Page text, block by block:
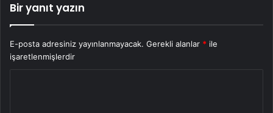
Bir yanıt yazın
E-posta adresiniz yayınlanmayacak. Gerekli alanlar * ile
işaretlenmişlerdir